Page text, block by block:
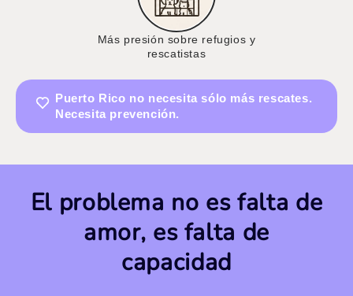
Más presión sobre refugios y
rescatistas
Puerto Rico no necesita sólo más rescates.
Necesita prevención.
El problema no es falta de
amor, es falta de
capacidad